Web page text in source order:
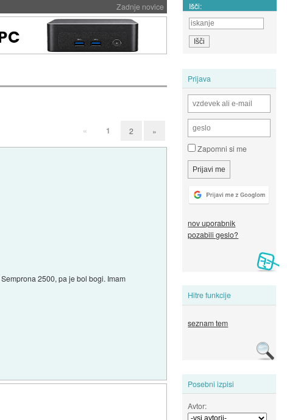
Zadnje novice Išči:
Prijava
Zapomni si me
nov uporabnik
pozabili geslo?
Hitre funkcije
seznam tem
Posebni izpisi
Avtor:
« 1 2 »
2500, pa je bol bogi. Imam